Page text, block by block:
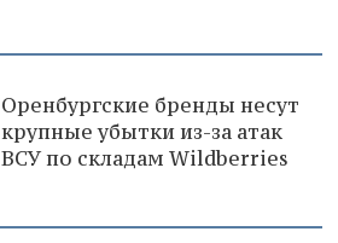
Оренбургские бренды несут
крупные убытки из-за атак
ВСУ по складам Wildberries